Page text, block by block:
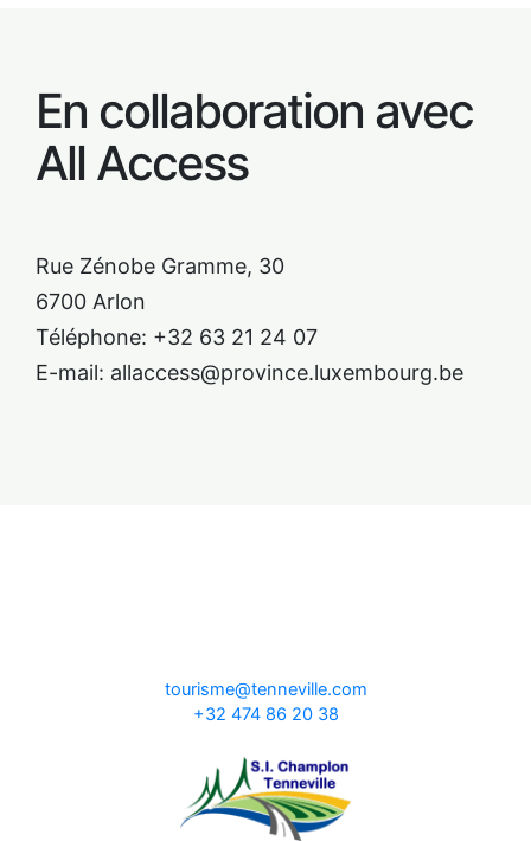
En collaboration avec
All Access
Rue Zénobe Gramme, 30
6700 Arlon
Téléphone: +32 63 21 24 07
E-mail: allaccess@province.luxembourg.be
tourisme@tenneville.com
+32 474 86 20 38